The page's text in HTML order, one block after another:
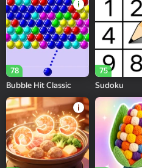
78
Bubble Hit Classic
75
Sudoku